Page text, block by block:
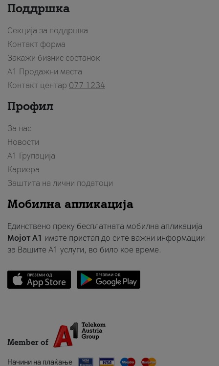
Поддршка
Секција за поддршка
Контакт форма
Закажи бизнис состанок
A1 Продажни места
Контакт центар 077 1234
Профил
За нас
Новости
А1 Групација
Кариера
Заштита на лични податоци
Мобилна апликација
Единствено преку бесплатната мобилна апликација
Мојот A1 имате пристап до сите важни информации
за Вашите A1 услуги, во било кое време.
Member of
Начини на плаќање